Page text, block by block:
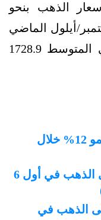
الذهب بنحو
أيلول الماضي
على أساس فصلي، لتسجل في المتوسط 1728.9
الطلب على الذهب عالميًا ينمو 12% خلال
تغييرات الطلب العالمي على الذهب في أول 6
الذهب في